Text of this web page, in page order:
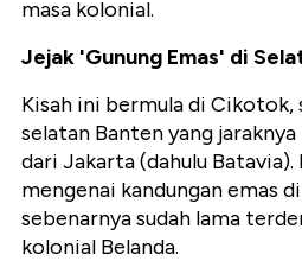
masa kolonial.
Jejak 'Gunung Emas' di
Kisah ini bermula di Cikotok,
selatan Banten yang
dari Jakarta (dahulu Batavia).
mengenai kandungan emas
sebenarnya sudah lama
kolonial Belanda.